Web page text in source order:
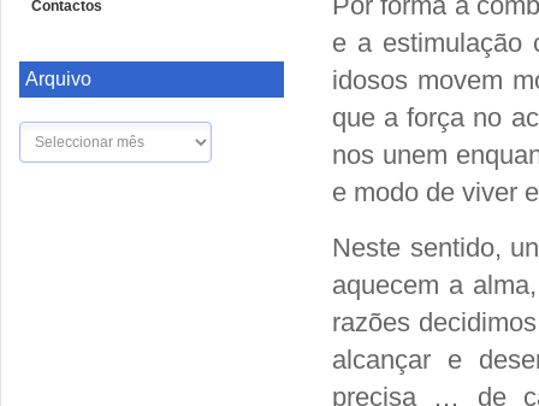
Contactos
Arquivo
Arquivo
e a estimulação
idosos movem
que a força no
nos unem
e modo de viver
Neste sentido,
aquecem a
razões
alcançar e
precisa … de